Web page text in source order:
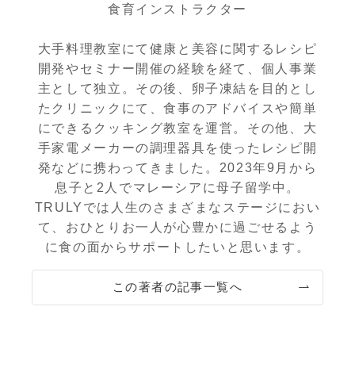
食育インストラクター
大手料理教室にて健康と美容に関するレシピ
開発やセミナー開催の経験を経て、個人事業
主として独立。その後、卵子凍結を目的とし
たクリニックにて、食事のアドバイスや簡単
にできるクッキング教室を運営。その他、大
手家電メーカーの調理器具を使ったレシピ開
発などに携わってきました。2023年9月から
息子と2人でマレーシアに母子留学中。
TRULYでは人生のさまざまなステージにおい
て、おひとりお一人が心豊かに過ごせるよう
に食の面からサポートしたいと思います。
この著者の記事一覧へ